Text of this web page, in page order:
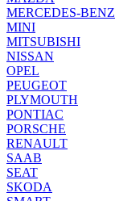
MERCEDES-BENZ
MINI
MITSUBISHI
NISSAN
OPEL
PEUGEOT
PLYMOUTH
PONTIAC
PORSCHE
RENAULT
SAAB
SEAT
SKODA